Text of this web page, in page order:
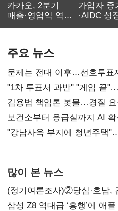
카카오, 2분기
매출·영업익 역대
가입자 증
·AIDC 성
주요 뉴스
문제는 전대 이후…선호투표
불복'
"1차 투표서 과반" "게임 끝
김용범 책임론 봇물…경질
보건소부터 응급실까지 AI
"강남사옥 부지에 청년주택
많이 본 뉴스
(정기여론조사)②당심·호남,
삼성 Z8 역대급 ‘흥행’에 애